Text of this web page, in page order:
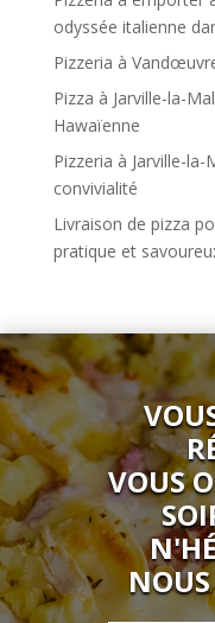
odyssée italienne
Pizzeria à
Pizza à Jarville-la-
Hawaïenne
Pizzeria à Jarville-
convivialité
Livraison de pizza
pratique et
VOUS